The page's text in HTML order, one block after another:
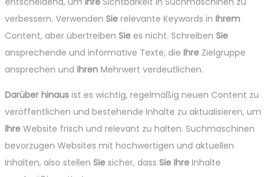
verbessern. Verwenden Sie relevante Keywords in Ihrem
Content, aber übertreiben Sie es nicht. Schreiben Sie
ansprechende und informative Texte, die Ihre Zielgruppe
ansprechen und Ihren Mehrwert verdeutlichen.
Darüber hinaus ist es wichtig, regelmäßig neuen Content zu
veröffentlichen und bestehende Inhalte zu aktualisieren, um
Ihre Website frisch und relevant zu halten. Suchmaschinen
bevorzugen Websites mit hochwertigen und aktuellen
Inhalten, also stellen Sie sicher, dass Sie Ihre Inhalte